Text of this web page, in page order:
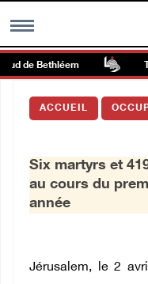
MENU
Galerie d’images
Centre palestinien
العربية
de Bethléem
ACCUEIL
Six martyrs et
au cours du
année
Jérusalem, le 2